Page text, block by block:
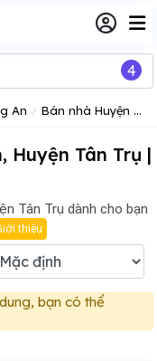
An Bán nhà Huyện Tân Trụ
Huyện Tân Trụ |
Tân Trụ dành cho bạn
thiệu
bạn có thể
4